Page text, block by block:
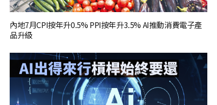
內地7月CPI按年升0.5% PPI按年升3.5% AI推動消費電子產
品升級